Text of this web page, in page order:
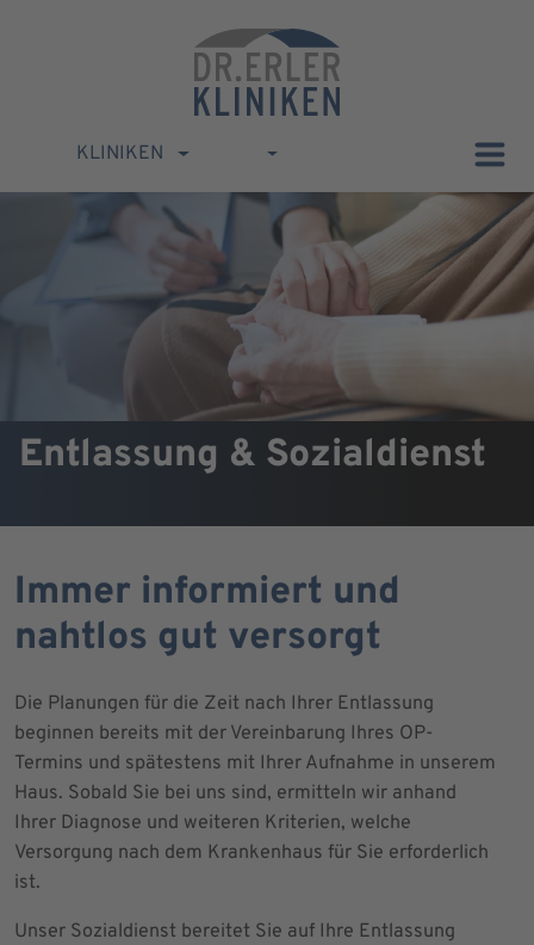
KLINIKEN
Entlassung & Sozialdienst
Immer informiert und
nahtlos gut versorgt
Die Planungen für die Zeit nach Ihrer Entlassung
beginnen bereits mit der Vereinbarung Ihres OP-
Termins und spätestens mit Ihrer Aufnahme in unserem
Haus. Sobald Sie bei uns sind, ermitteln wir anhand
Ihrer Diagnose und weiteren Kriterien, welche
Versorgung nach dem Krankenhaus für Sie erforderlich
ist.
Unser Sozialdienst bereitet Sie auf Ihre Entlassung